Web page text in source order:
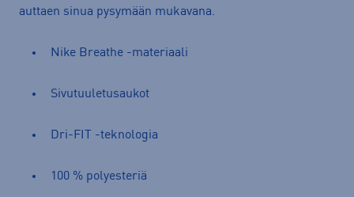
auttaen sinua pysymään mukavana.
Nike Breathe -materiaali
Sivutuuletusaukot
Dri-FIT -teknologia
100 % polyesteriä